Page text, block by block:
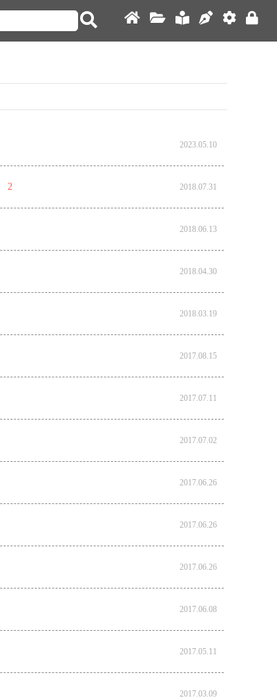
2023.05.10
2 2018.07.31
2018.06.13
2018.04.30
2018.03.19
2017.08.15
2017.07.11
2017.07.02
2017.06.26
2017.06.26
2017.06.26
2017.06.08
2017.05.11
2017.03.09